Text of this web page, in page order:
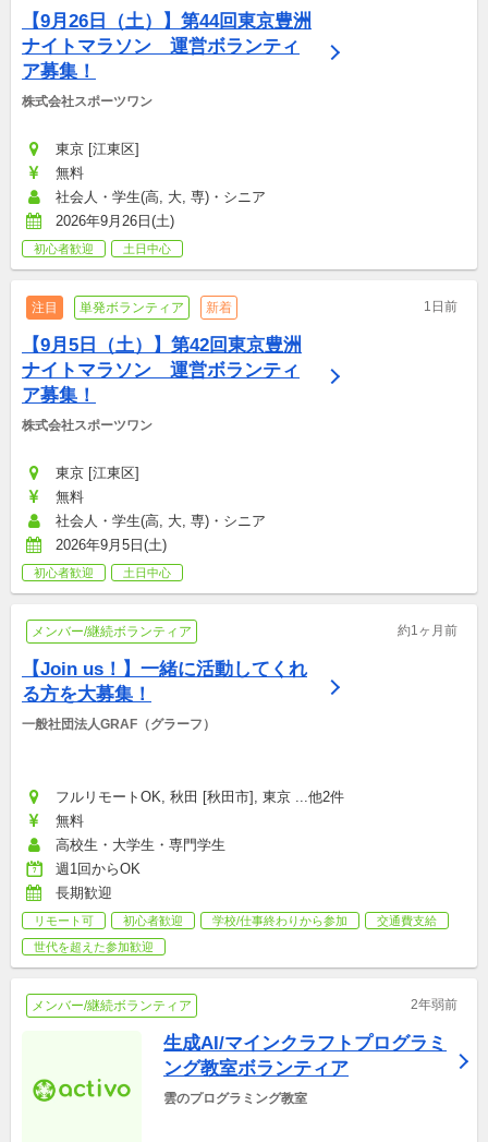
【9月26日（土）】第44回東京豊洲
ナイトマラソン　運営ボランティ
ア募集！
株式会社スポーツワン
東京 [江東区]
無料
社会人・学生(高, 大, 専)・シニア
2026年9月26日(土)
初心者歓迎 土日中心
注目 単発ボランティア 新着 1日前
【9月5日（土）】第42回東京豊洲
ナイトマラソン　運営ボランティ
ア募集！
株式会社スポーツワン
東京 [江東区]
無料
社会人・学生(高, 大, 専)・シニア
2026年9月5日(土)
初心者歓迎 土日中心
メンバー/継続ボランティア 約1ヶ月前
【Join us！】一緒に活動してくれ
る方を大募集！
一般社団法人GRAF（グラーフ）
フルリモートOK, 秋田 [秋田市], 東京 ...他2件
無料
高校生・大学生・専門学生
週1回からOK
長期歓迎
リモート可 初心者歓迎 学校/仕事終わりから参加
交通費支給
世代を超えた参加歓迎
メンバー/継続ボランティア 2年弱前
生成AI/マインクラフトプログラミ
ング教室ボランティア
雲のプログラミング教室